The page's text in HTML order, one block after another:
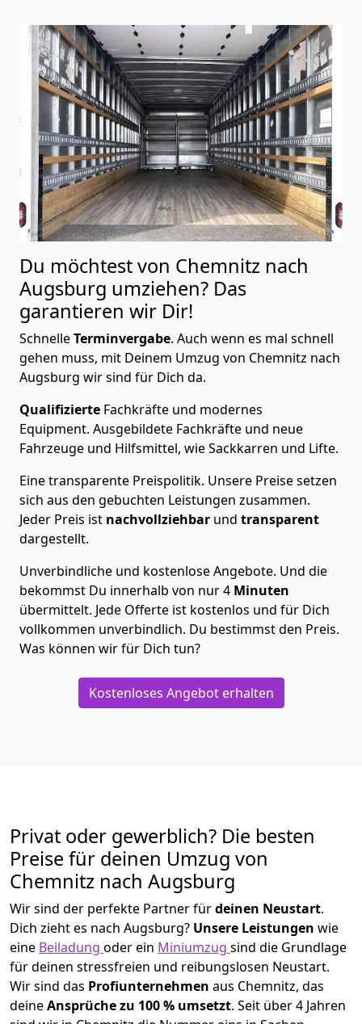
Du möchtest von Chemnitz nach
Augsburg umziehen? Das
garantieren wir Dir!
SchnelleTerminvergabe. Auch wenn es mal schnell
gehen muss, mit Deinem Umzug von Chemnitz nach
Augsburg wir sind für Dich da.
Qualifizierte Fachkräfte und modernes
Equipment. Ausgebildete Fachkräfte und neue
Fahrzeuge und Hilfsmittel, wie Sackkarren und Lifte.
Eine transparente Preispolitik. Unsere Preise setzen
sich aus den gebuchten Leistungen zusammen.
Jeder Preis ist nachvollziehbar und transparent
dargestellt.
Unverbindliche und kostenlose Angebote. Und die
bekommst Du innerhalb von nur4 Minuten
übermittelt. Jede Offerte ist kostenlos und für Dich
vollkommen unverbindlich. Du bestimmst den Preis.
Was können wir für Dich tun?
Kostenloses Angebot erhalten
Privat oder gewerblich? Die besten
Preise für deinen Umzug von
Chemnitz nach Augsburg
Wir sind der perfekte Partner fürdeinen Neustart.
Dich zieht es nach Augsburg? Unsere Leistungen wie
eine Beiladung oder ein Miniumzug sind die Grundlage
für deinen stressfreien und reibungslosen Neustart.
Wir sind das Profiunternehmen aus Chemnitz, das
deineAnsprüche zu 100 % umsetzt. Seit über 4 Jahren